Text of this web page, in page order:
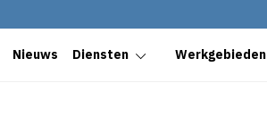
Nieuws Diensten Werkgebieden